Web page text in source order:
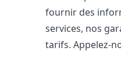
fournir des
services, nos
tarifs. Appelez-